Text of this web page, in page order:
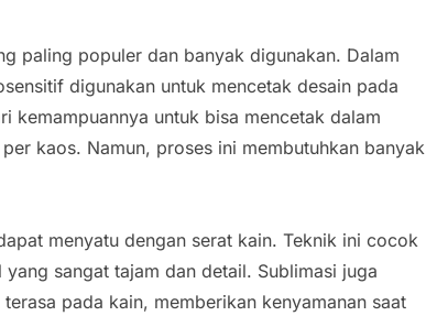
paling populer dan banyak digunakan. Dalam
digunakan untuk mencetak desain pada
kemampuannya untuk bisa mencetak dalam
kaos. Namun, proses ini membutuhkan banyak
menyatu dengan serat kain. Teknik ini cocok
sangat tajam dan detail. Sublimasi juga
pada kain, memberikan kenyamanan saat